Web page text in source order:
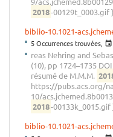
2018-00129t_0003.gif
biblio-10.1021-
5 Occurrences trouvées,
reas Nehring and
(10), pp 1724–1735
résumé de M.M.M.
https://pubs.acs.org/
10/
2018-00133k_0015.gif
biblio-10.1021-